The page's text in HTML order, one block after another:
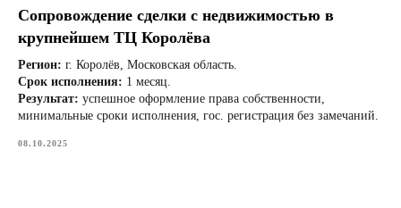
Сопровождение сделки с недвижимостью в
крупнейшем ТЦ Королёва
Регион: г. Королёв, Московская область.
Срок исполнения: 1 месяц.
Результат: успешное оформление права собственности,
минимальные сроки исполнения, гос. регистрация без замечаний.
08.10.2025
Риски и способы их минимизации